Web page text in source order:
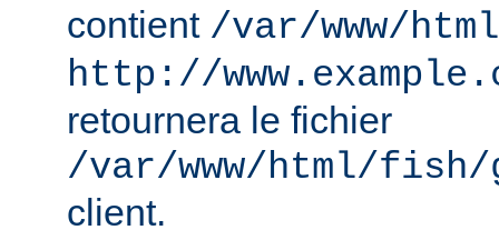
contient /var/www/html
http://
retournera le fichier
/var/www/html/fish/
client.